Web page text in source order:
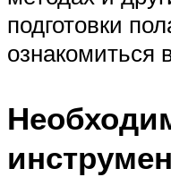
подготовки
ознакомиться